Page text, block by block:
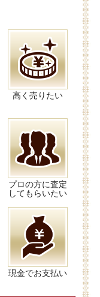
高く売りたい
プロの方に査定
してもらいたい
現金でお支払い